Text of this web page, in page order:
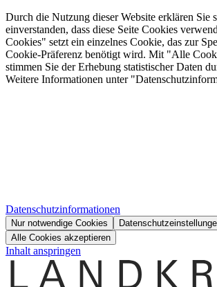
Durch die Nutzung dieser Website erklären Sie
einverstanden, dass diese Seite Cookies
Cookies" setzt ein einzelnes Cookie, das zur
Cookie-Präferenz benötigt wird. Mit "Alle
stimmen Sie der Erhebung statistischer Daten
Weitere Informationen unter
Datenschutzinformationen
Nur notwendige Cookies
Alle Cookies akzeptieren
Inhalt anspringen